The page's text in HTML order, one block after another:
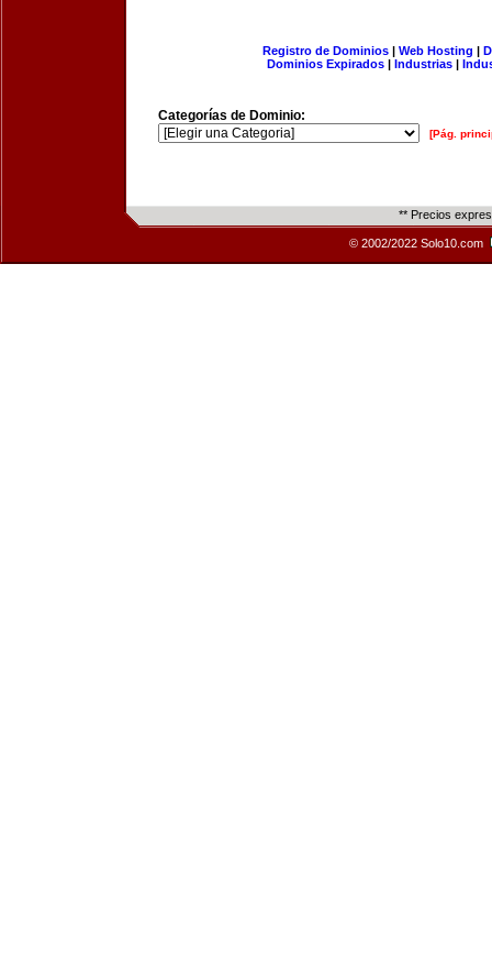
Registro de Dominios| Web Hosting |
Dominios Expirados | Industrias |
Categorías de Dominio:
[Pág.
** Precios
© 2002/2022 Solo10.com